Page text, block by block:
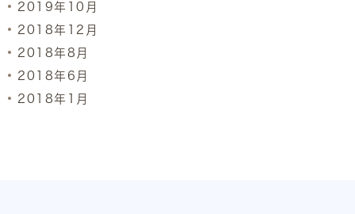
2019年10月
2018年12月
2018年8月
2018年6月
2018年1月